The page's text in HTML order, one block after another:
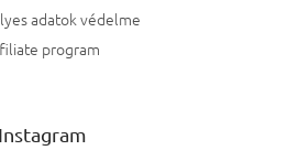
adatok védelme
program
Instagram